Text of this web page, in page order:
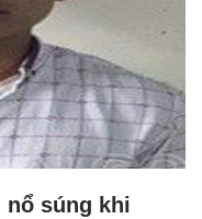
nổ súng khi